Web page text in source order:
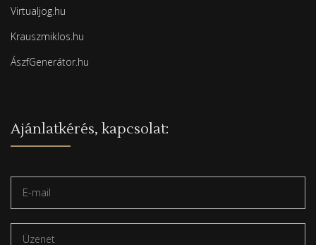
Virtualjog.hu
Krauszmiklos.hu
ÁszfGenerátor.hu
Ajánlatkérés, kapcsolat: